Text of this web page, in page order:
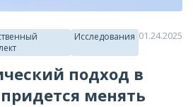
Исследования 01.24.2025
подход в
менять